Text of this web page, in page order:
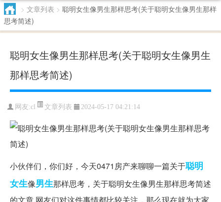
> 文章列表 > 聪明女生像男生那样思考(关于聪明女生像男生那样
思考简述)
聪明女生像男生那样思考(关于聪明女生像男生
那样思考简述)
网友:cl 文章列表 2024-05-17 04:21:14
小伙伴们，你们好，今天0471房产来聊聊一篇关于聪明
女生像男生那样思考，关于聪明女生像男生那样思考简述